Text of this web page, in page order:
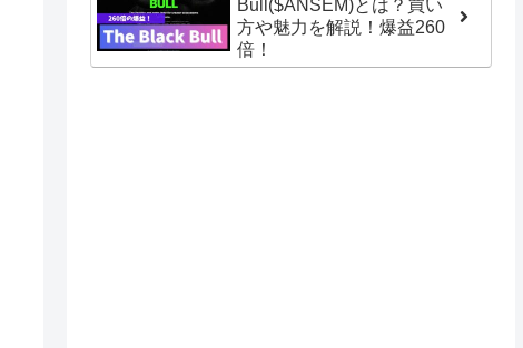
Bull($ANSEM)とは？買い
方や魅力を解説！爆益260
倍！